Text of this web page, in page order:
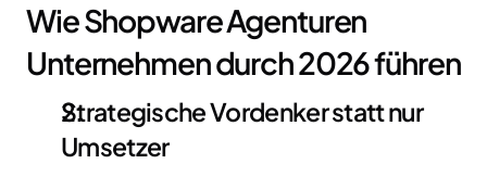
Wie Shopware Agenturen
Unternehmen durch 2026 führen
Strategische Vordenker statt nur
Umsetzer